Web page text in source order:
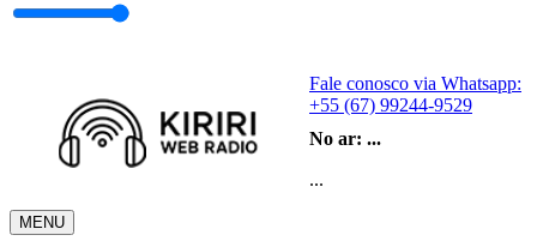
Fale conosco via Whatsapp:
+55 (67) 99244-9529
No ar: ...
...
MENU